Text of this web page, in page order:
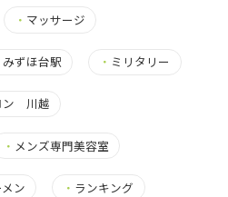
・ マッサージ
みずほ台駅 ・ ミリタリー
ン 川越
・ メンズ専門美容室
ン ・ ランキング